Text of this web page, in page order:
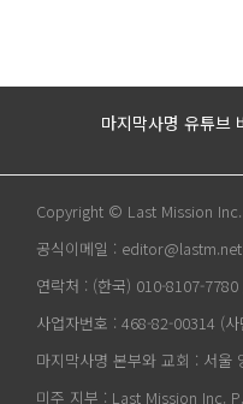
마지막사명 유튜브
Copyright © Last Mission Inc.
공식이메일 : editor@lastm.net
연락처 : (한국) 010-8107-
사업자번호 : 468-82-00314 (
마지막사명 본부와 교회 : 서울
미주 지부 : Last Mission Inc.